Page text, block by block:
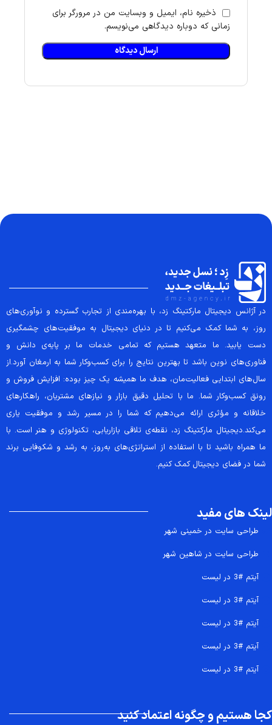
ذخیره نام، ایمیل و وبسایت من در مرورگر برای
زمانی که دوباره دیدگاهی می‌نویسم.
در آژانس دیجیتال مارکتینگ زد، با بهره‌مندی از تجارب گسترده و نوآوری‌های
روز، به شما کمک می‌کنیم تا در دنیای دیجیتال به موفقیت‌های چشمگیری
دست یابید. ما متعهد هستیم که تمامی خدمات ما بر پایه‌ی دانش و
فناوری‌های نوین باشد تا بهترین نتایج را برای کسب‌وکار شما به ارمغان آورد.از
سال‌های ابتدایی فعالیت‌مان، هدف ما همیشه یک چیز بوده: افزایش فروش و
رونق کسب‌وکار شما. ما با تحلیل دقیق بازار و نیازهای مشتریان، راهکارهای
خلاقانه و مؤثری ارائه می‌دهیم که شما را در مسیر رشد و موفقیت یاری
می‌کند.دیجیتال مارکتینگ زد، نقطه‌ی تلاقی بازاریابی، تکنولوژی و هنر است. با
ما همراه باشید تا با استفاده از استراتژی‌های به‌روز، به رشد و شکوفایی برند
شما در فضای دیجیتال کمک کنیم.
لینک های مفید
طراحی سایت در خمینی شهر
طراحی سایت در شاهین شهر
آیتم #3 در لیست
آیتم #3 در لیست
آیتم #3 در لیست
آیتم #3 در لیست
آیتم #3 در لیست
کجا هستیم و چگونه اعتماد کنید